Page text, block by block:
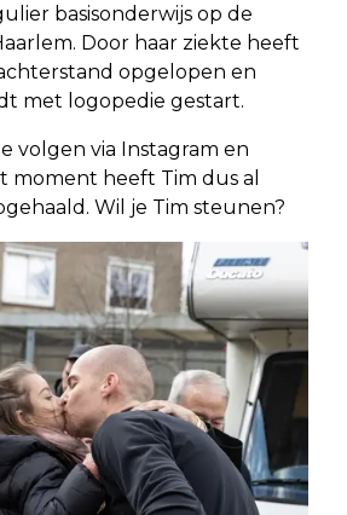
basisonderwijs op de
Door haar ziekte heeft
opgelopen en
met logopedie gestart.
volgen via Instagram en
moment heeft Tim dus al
Wil je Tim steunen?